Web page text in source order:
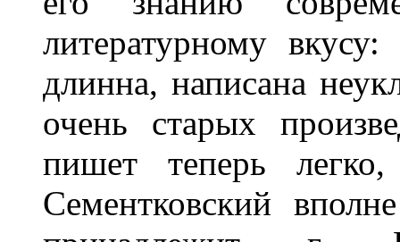
литературному
длинна, написана
очень старых
пишет теперь
Сементковский